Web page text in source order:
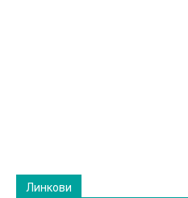
Линкови